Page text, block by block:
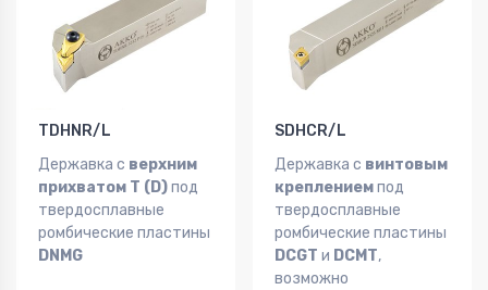
TDHNR/L
Державка с верхним
прихватом T (D)под
твердосплавные
ромбические пластины
DNMG
SDHCR/L
Державка с винтовым
креплениемпод
твердосплавные
ромбические пластины
DCGT и DCMT,
возможно